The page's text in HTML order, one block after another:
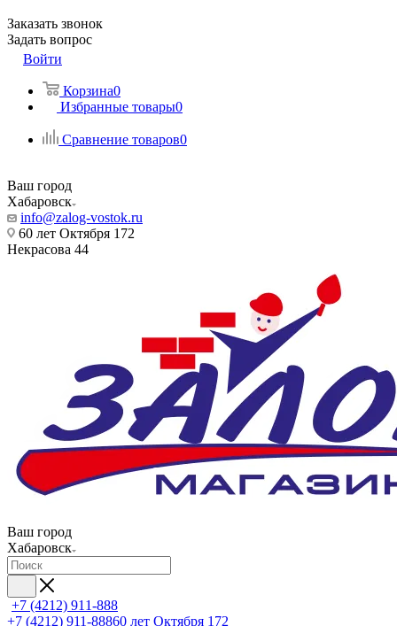
Заказать звонок
Задать вопрос
Войти
Корзина0
Избранные товары0
Сравнение товаров0
Ваш город
Хабаровск
info@zalog-vostok.ru
60 лет Октября 172
Некрасова 44
Ваш город
Хабаровск
+7 (4212) 911-888
+7 (4212) 911-88860 лет Октября 172